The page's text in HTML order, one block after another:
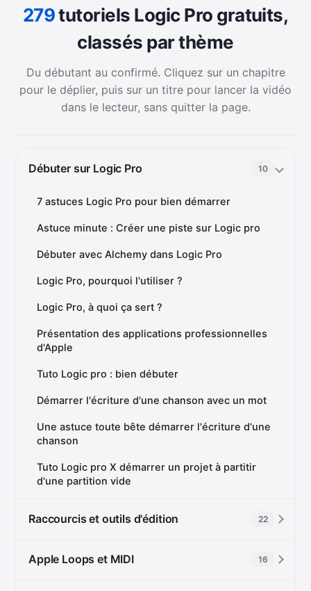
279tutoriels Logic Pro gratuits,
classés par thème
Du débutant au confirmé. Cliquez sur un chapitre
pour le déplier, puis sur un titre pour lancer la vidéo
dans le lecteur, sans quitter la page.
Débuter sur Logic Pro 10
7 astuces Logic Pro pour bien démarrer
Astuce minute : Créer une piste sur Logic pro
Débuter avec Alchemy dans Logic Pro
Logic Pro, pourquoi l'utiliser ?
Logic Pro, à quoi ça sert ?
Présentation des applications professionnelles
d'Apple
Tuto Logic pro : bien débuter
Démarrer l'écriture d'une chanson avec un mot
Une astuce toute bête démarrer l'écriture d'une
chanson
Tuto Logic pro X démarrer un projet à partitir
d'une partition vide
Raccourcis et outils d'édition 22
Apple Loops et MIDI 16